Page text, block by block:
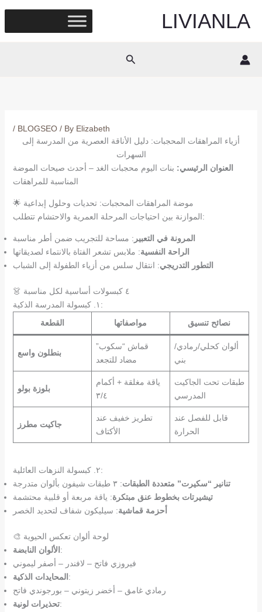
content
LIVIANLA
Search
/ BLOGSEO/ By Elizabeth
أزياء المراهقات المحجبات: دليل الأناقة العصرية من المدرسة إلى
السهرات
العنوان الرئيسي: بنات اليوم محجبات الغد – أحدث صيحات الموضة
المناسبة للمراهقات
🌟 موضة المراهقات المحجبات: تحديات وحلول إبداعية
الموازنة بين احتياجات المرحلة العمرية والاحتشام تتطلب:
المرونة في التعبير : مساحة للتجريب ضمن أطر مناسبة
الراحة النفسية: ملابس تشعر الفتاة بالانتماء لصديقاتها
التطور التدريجي: انتقال سلس من أزياء الطفولة إلى الشباب
👗 ٤ كبسولات أساسية لكل مناسبة
١. كبسولة المدرسة الذكية:
القطعة
مواصفاتها نصائح تنسيق
بنطلون واسع
قماش “سكوب”
مضاد للتجعد
ألوان كحلي/رمادي/
بني
بلوزة بولو
ياقة مغلقة + أكمام
٣/٤
طبقات تحت الجاكيت
المدرسي
جاكيت مطرز
تطريز خفيف عند
الأكتاف
قابل للفصل عند
الحرارة
٢. كبسولة النزهات العائلية:
تنانير “سكيرت” متعددة الطبقات: ٣ طبقات شيفون بألوان متدرجة
تيشيرتات بخطوط عنق مبتكرة: ياقة مربعة أو قلبية محتشمة
أحزمة قماشية: سيليكون شفاف لتحديد الخصر
🎨 لوحة ألوان تعكس الحيوية
الألوان النابضة :
فيروزي فاتح – لافندر – أصفر ليموني
المحايدات الذكية :
رمادي غامق – أخضر زيتوني – بورجوندي فاتح
تحذيرات لونية: